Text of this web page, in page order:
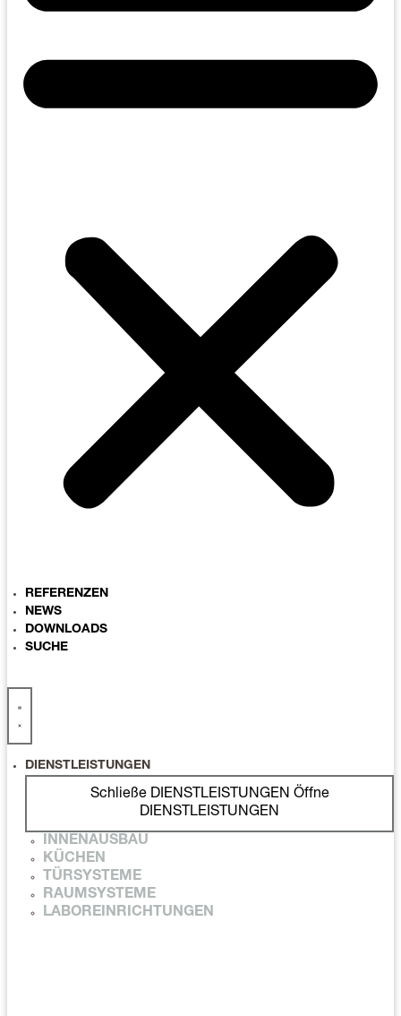
REFERENZEN
NEWS
DOWNLOADS
SUCHE
DIENSTLEISTUNGEN
Schließe DIENSTLEISTUNGEN Öffne
DIENSTLEISTUNGEN
INNENAUSBAU
KÜCHEN
TÜRSYSTEME
RAUMSYSTEME
LABOREINRICHTUNGEN